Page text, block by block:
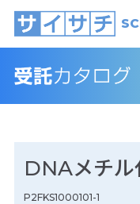
DNAメチル
P2FKS1000101-1